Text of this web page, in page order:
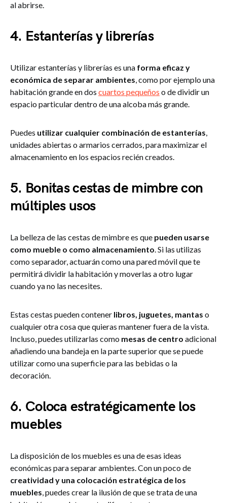
al abrirse.
4. Estanterías y librerías
Utilizar estanterías y librerías es una forma eficaz y
económica de separar ambientes, como por ejemplo una
habitación grande en dos cuartos pequeños o de dividir un
espacio particular dentro de una alcoba más grande.
Puedes utilizar cualquier combinación de estanterías,
unidades abiertas o armarios cerrados, para maximizar el
almacenamiento en los espacios recién creados.
5. Bonitas cestas de mimbre con
múltiples usos
La belleza de las cestas de mimbre es que pueden usarse
como mueble o como almacenamiento. Si las utilizas
como separador, actuarán como una pared móvil que te
permitirá dividir la habitación y moverlas a otro lugar
cuando ya no las necesites.
Estas cestas pueden contener libros, juguetes, mantas o
cualquier otra cosa que quieras mantener fuera de la vista.
Incluso, puedes utilizarlas como mesas de centro adicional
añadiendo una bandeja en la parte superior que se puede
utilizar como una superficie para las bebidas o la
decoración.
6. Coloca estratégicamente los
muebles
La disposición de los muebles es una de esas ideas
económicas para separar ambientes. Con un poco de
creatividad y una colocación estratégica de los
muebles, puedes crear la ilusión de que se trata de una